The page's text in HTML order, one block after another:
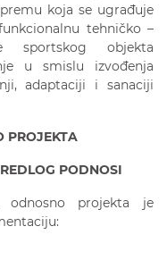
koja se ugrađuje
tehničko –
sportskog objekta
u smislu izvođenja
adaptaciji i sanaciji
PROJEKTA
PODNOSI
odnosno projekta je